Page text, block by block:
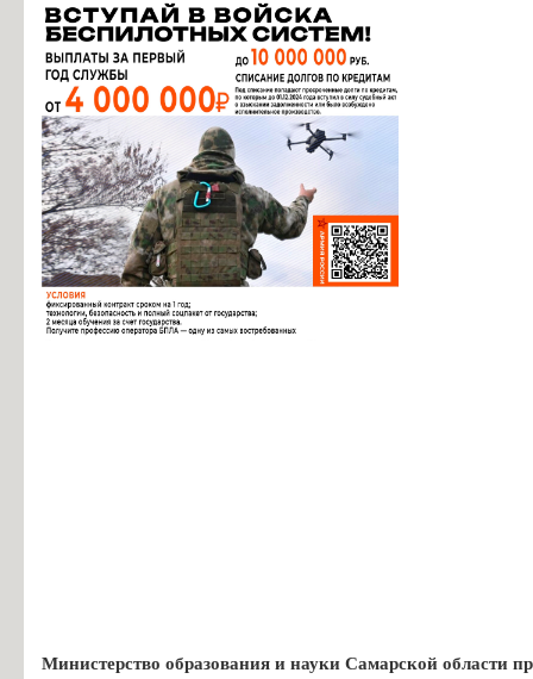
Министерство образования и науки Самарской области